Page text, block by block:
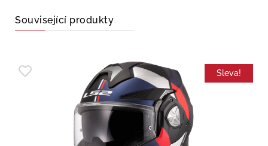
Související produkty
Sleva!